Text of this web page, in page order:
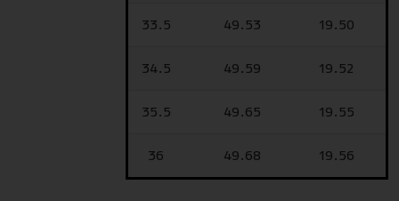
19.50
49.53
33.5
19.52
49.59
34.5
19.55
49.65
35.5
19.56
49.68
36